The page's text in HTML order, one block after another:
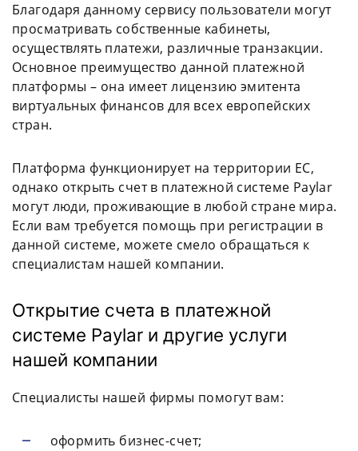
Благодаря данному сервису пользователи могут
просматривать собственные кабинеты,
осуществлять платежи, различные транзакции.
Основное преимущество данной платежной
платформы – она имеет лицензию эмитента
виртуальных финансов для всех европейских
стран.
Платформа функционирует на территории ЕС,
однако открыть счет в платежной системе Paylar
могут люди, проживающие в любой стране мира.
Если вам требуется помощь при регистрации в
данной системе, можете смело обращаться к
специалистам нашей компании.
Открытие счета в платежной
системе Paylar и другие услуги
нашей компании
Специалисты нашей фирмы помогут вам:
оформить бизнес-счет;